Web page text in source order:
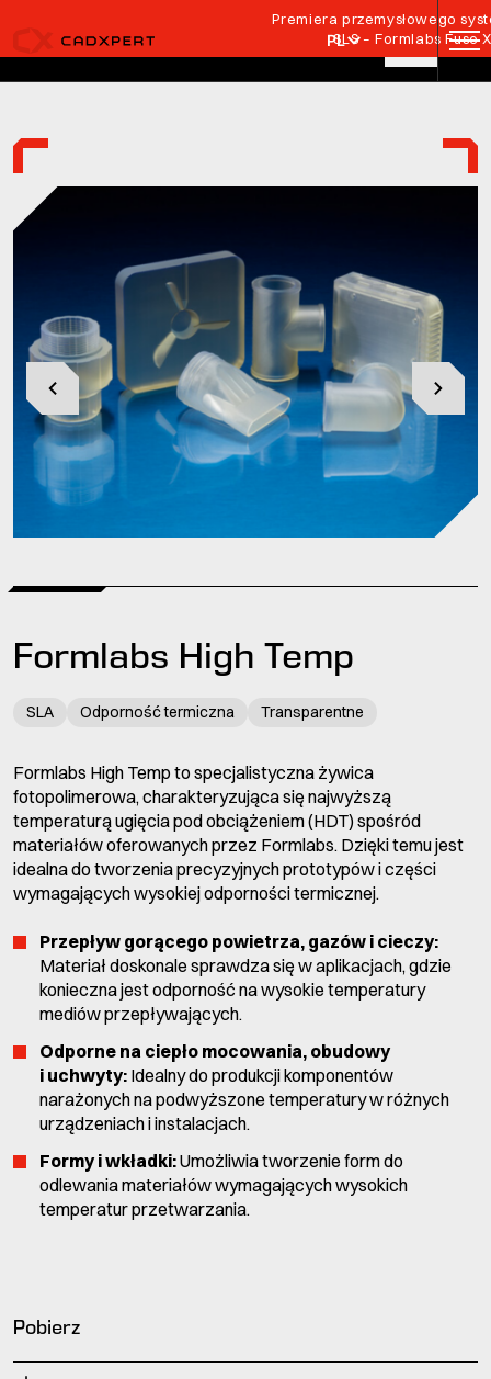
Premiera przemysłowego
SLS – Formlabs Fuse
PL
Formlabs High Temp
SLA Odporność termiczna Transparentne
Formlabs High Temp to specjalistyczna żywica
fotopolimerowa, charakteryzująca się najwyższą
temperaturą ugięcia pod obciążeniem (HDT) spośród
materiałów oferowanych przez Formlabs. Dzięki temu jest
idealna do tworzenia precyzyjnych prototypów i części
wymagających wysokiej odporności termicznej.
Przepływ gorącego powietrza, gazów i cieczy:
Materiał doskonale sprawdza się w aplikacjach, gdzie
konieczna jest odporność na wysokie temperatury
mediów przepływających.
Odporne na ciepło mocowania, obudowy
i uchwyty: Idealny do produkcji komponentów
narażonych na podwyższone temperatury w różnych
urządzeniach i instalacjach.
Formy i wkładki:Umożliwia tworzenie form do
odlewania materiałów wymagających wysokich
temperatur przetwarzania.
Pobierz